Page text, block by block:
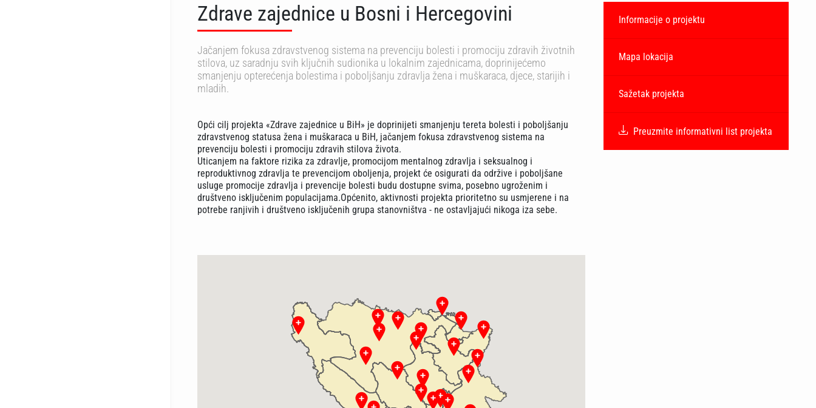
Zdrave zajednice u Bosni i Hercegovini
Jačanjem fokusa zdravstvenog sistema na prevenciju bolesti i promociju zdravih životnih
stilova, uz saradnju svih ključnih sudionika u lokalnim zajednicama, doprinijećemo
smanjenju opterećenja bolestima i poboljšanju zdravlja žena i muškaraca, djece, starijih i
mladih.
Opći cilj projekta «Zdrave zajednice u BiH» je doprinijeti smanjenju tereta bolesti i poboljšanju
zdravstvenog statusa žena i muškaraca u BiH, jačanjem fokusa zdravstvenog sistema na
prevenciju bolesti i promociju zdravih stilova života.
Uticanjem na faktore rizika za zdravlje, promocijom mentalnog zdravlja i seksualnog i
reproduktivnog zdravlja te prevencijom oboljenja, projekt će osigurati da održive i poboljšane
usluge promocije zdravlja i prevencije bolesti budu dostupne svima, posebno ugroženim i
društveno isključenim populacijama.Općenito, aktivnosti projekta prioritetno su usmjerene i na
potrebe ranjivih i društveno isključenih grupa stanovništva - ne ostavljajući nikoga iza sebe.
Informacije o projektu
Mapa lokacija
Sažetak projekta
Preuzmite informativni list projekta